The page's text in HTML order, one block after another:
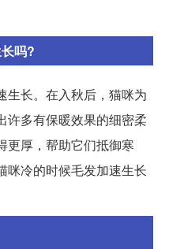
吗?
生长。在入秋后，猫咪为
许多有保暖效果的细密柔
更厚，帮助它们抵御寒
咪冷的时候毛发加速生长